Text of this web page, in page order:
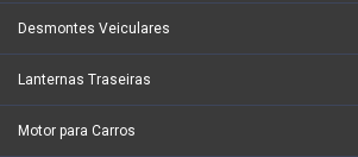
Desmontes Veiculares
Lanternas Traseiras
Motor para Carros